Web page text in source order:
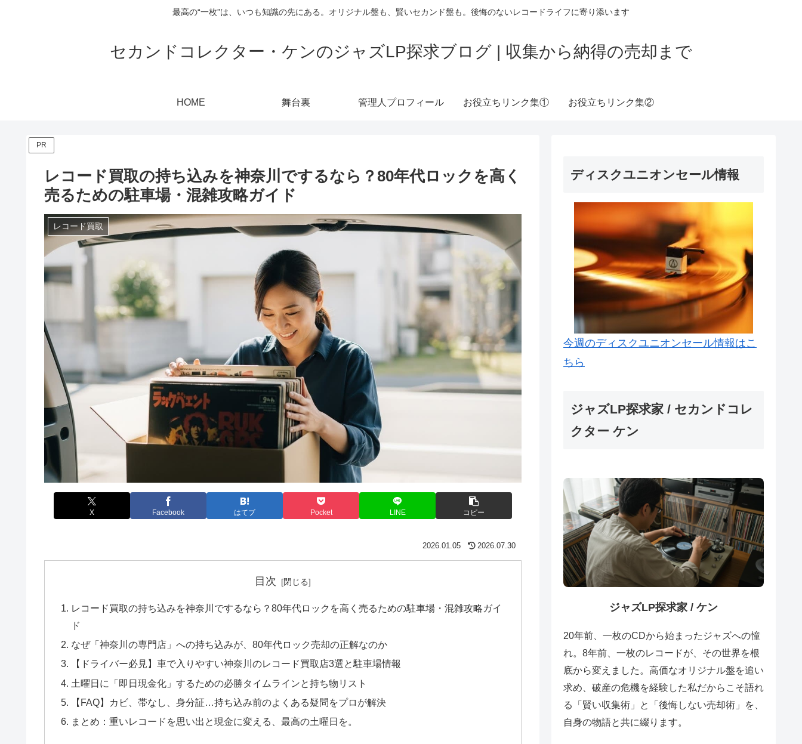
最高の“一枚”は、いつも知識の先にある。オリジナル盤も、賢いセカンド盤も。後悔のないレコードライフに寄り添います
セカンドコレクター・ケンのジャズLP探求ブログ | 収集から納得の売却まで
HOME 舞台裏 管理人プロフィール お役立ちリンク集① お役立ちリンク集②
PR
レコード買取の持ち込みを神奈川でするなら？80年代ロックを高く
売るための駐車場・混雑攻略ガイド
レコード買取
X Facebook はてブ Pocket LINE コピー
2026.01.05 2026.07.30
目次
レコード買取の持ち込みを神奈川でするなら？80年代ロックを高く売るための駐車場・混雑攻略ガイ
ド
なぜ「神奈川の専門店」への持ち込みが、80年代ロック売却の正解なのか
【ドライバー必見】車で入りやすい神奈川のレコード買取店3選と駐車場情報
土曜日に「即日現金化」するための必勝タイムラインと持ち物リスト
【FAQ】カビ、帯なし、身分証…持ち込み前のよくある疑問をプロが解決
まとめ：重いレコードを思い出と現金に変える、最高の土曜日を。
ディスクユニオンセール情報
今週のディスクユニオンセール情報はこ
ちら
ジャズLP探求家 / セカンドコレ
クター ケン
ジャズLP探求家 / ケン
20年前、一枚のCDから始まったジャズへの憧
れ。8年前、一枚のレコードが、その世界を根
底から変えました。高価なオリジナル盤を追い
求め、破産の危機を経験した私だからこそ語れ
る「賢い収集術」と「後悔しない売却術」を、
自身の物語と共に綴ります。